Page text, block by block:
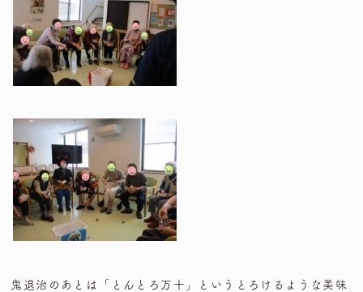
鬼退治のあとは「とんとろ万十」というとろけるような美味